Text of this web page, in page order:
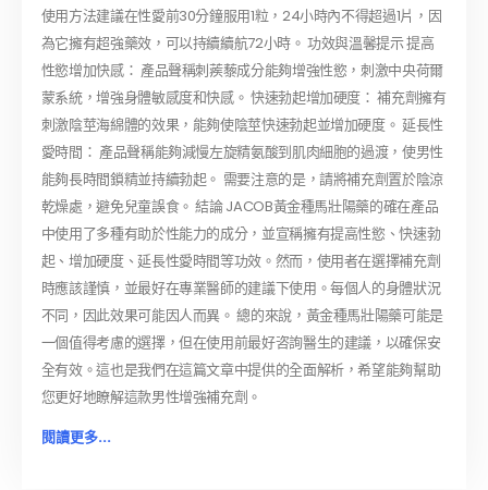
使用方法建議在性愛前30分鐘服用1粒，24小時內不得超過1片，因
為它擁有超強藥效，可以持續續航72小時。 功效與溫馨提示 提高
性慾增加快感： 產品聲稱刺蒺藜成分能夠增強性慾，刺激中央荷爾
蒙系統，增強身體敏感度和快感。 快速勃起增加硬度： 補充劑擁有
刺激陰莖海綿體的效果，能夠使陰莖快速勃起並增加硬度。 延長性
愛時間： 產品聲稱能夠減慢左旋精氨酸到肌肉細胞的過渡，使男性
能夠長時間鎖精並持續勃起。 需要注意的是，請將補充劑置於陰涼
乾燥處，避免兒童誤食。 結論 JACOB黃金種馬壯陽藥的確在產品
中使用了多種有助於性能力的成分，並宣稱擁有提高性慾、快速勃
起、增加硬度、延長性愛時間等功效。然而，使用者在選擇補充劑
時應該謹慎，並最好在專業醫師的建議下使用。每個人的身體狀況
不同，因此效果可能因人而異。 總的來說，黃金種馬壯陽藥可能是
一個值得考慮的選擇，但在使用前最好咨詢醫生的建議，以確保安
全有效。這也是我們在這篇文章中提供的全面解析，希望能夠幫助
您更好地瞭解這款男性增強補充劑。
閱讀更多...